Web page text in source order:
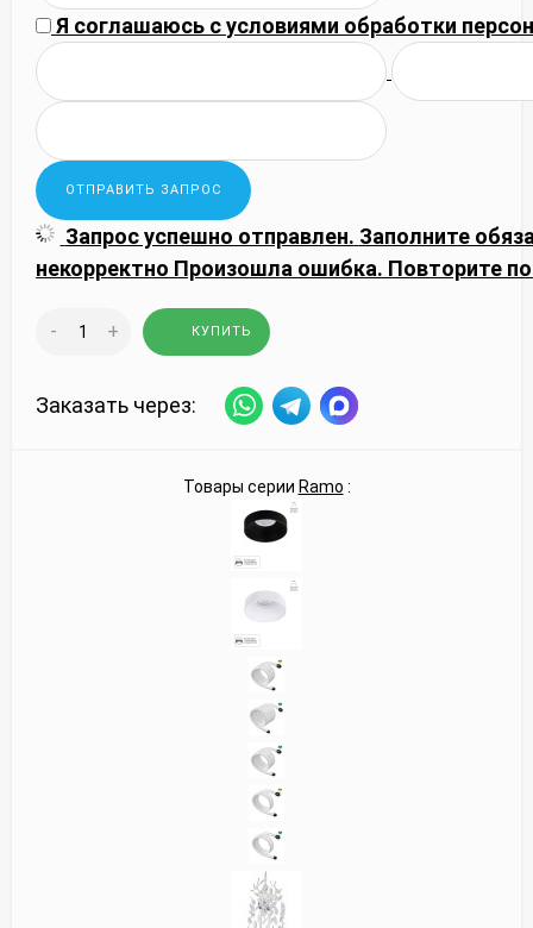
Я соглашаюсь сусловиями обработки
Запрос успешно отправлен. Заполните
некорректно Произошла ошибка. Повторите
- + КУПИТЬ
Заказать через:
Товары серии Ramo :